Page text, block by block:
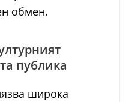
обмен.
публика
широка